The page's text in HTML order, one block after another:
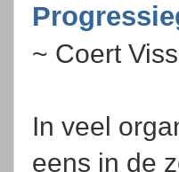
~ Coert
In veel
eens in de